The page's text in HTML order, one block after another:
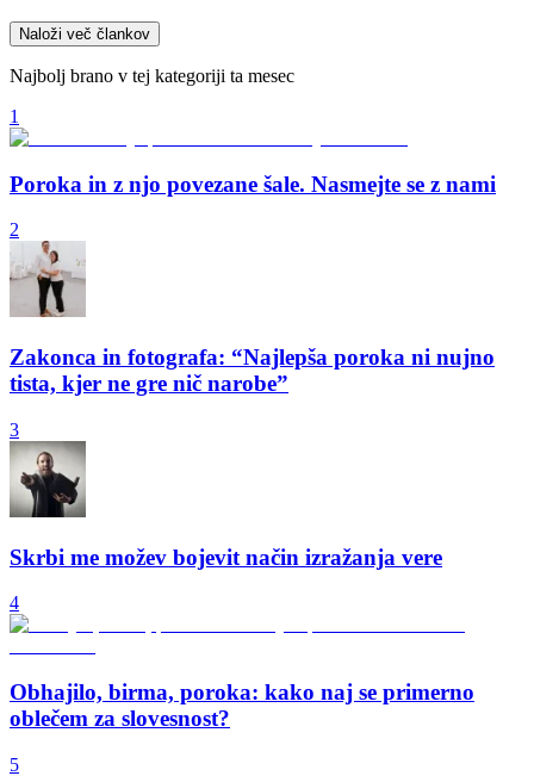
Naloži več člankov
Najbolj brano v tej kategoriji ta mesec
1
Poroka in z njo povezane šale. Nasmejte se z nami
2
Zakonca in fotografa: “Najlepša poroka ni nujno
tista, kjer ne gre nič narobe”
3
Skrbi me možev bojevit način izražanja vere
4
Obhajilo, birma, poroka: kako naj se primerno
oblečem za slovesnost?
5